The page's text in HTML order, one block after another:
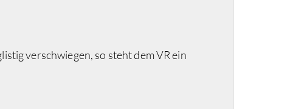
verschwiegen, so steht dem VR ein